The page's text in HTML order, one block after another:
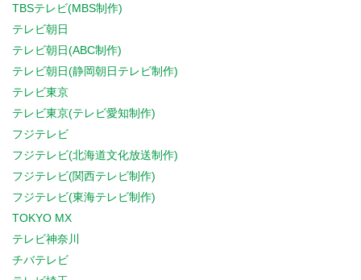
TBSテレビ(MBS制作)
テレビ朝日
テレビ朝日(ABC制作)
テレビ朝日(静岡朝日テレビ制作)
テレビ東京
テレビ東京(テレビ愛知制作)
フジテレビ
フジテレビ(北海道文化放送制作)
フジテレビ(関西テレビ制作)
フジテレビ(東海テレビ制作)
TOKYO MX
テレビ神奈川
チバテレビ